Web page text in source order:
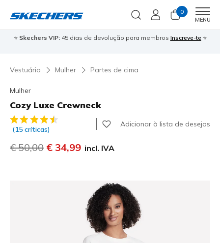
0
MENU
⭐ Skechers VIP:45 dias de devolução para membros Inscreve-te ⭐
Vestuário Mulher Partes de cima
Mulher
Cozy Luxe Crewneck
4$8 de 5 – Classificação do cliente
(15 críticas)
Adicionar à lista de desejos
Preço com desconto de
€ 50,00 para
€ 34,99 incl. IVA